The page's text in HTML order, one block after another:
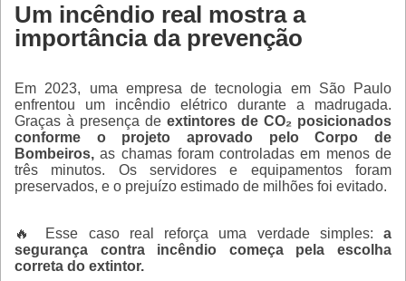
Um incêndio real mostra a
importância da prevenção
Em 2023, uma empresa de tecnologia em São Paulo
enfrentou um incêndio elétrico durante a madrugada.
Graças à presença de extintores de CO₂ posicionados
conforme o projeto aprovado pelo Corpo de
Bombeiros,as chamas foram controladas em menos de
três minutos. Os servidores e equipamentos foram
preservados, e o prejuízo estimado de milhões foi evitado.
🔥 Esse caso real reforça uma verdade simples: a
segurança contra incêndio começa pela escolha
correta do extintor.